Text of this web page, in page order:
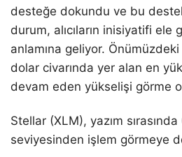
desteğe dokundu ve bu
durum, alıcıların inisiyatifi ele
anlamına geliyor.
dolar civarında yer alan en
devam eden yükselişi görme
Stellar (XLM), yazım
seviyesinden işlem görmeye